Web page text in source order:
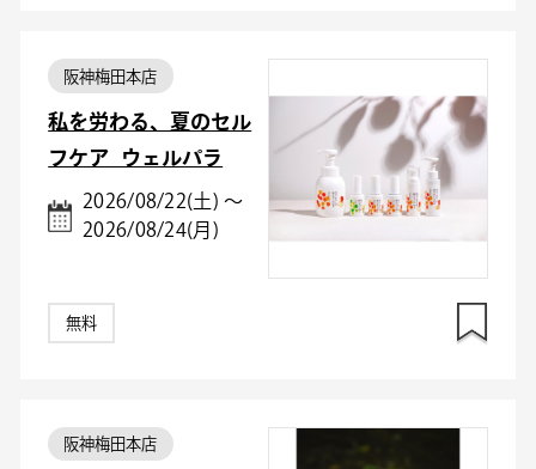
阪神梅田本店
私を労わる、夏のセル
フケア_ウェルパラ
2026/08/22(土) ～
2026/08/24(月)
無料
阪神梅田本店